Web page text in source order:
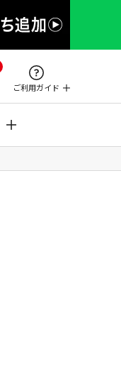
ご利用ガイド